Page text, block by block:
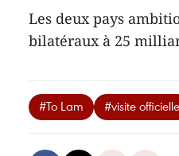
Les deux pays
bilatéraux à 25
#To Lam #visite officielle